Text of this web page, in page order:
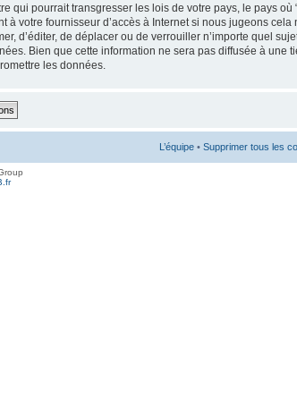
pourrait transgresser les lois de votre pays, le pays où
votre fournisseur d’accès à Internet si nous jugeons cela
d’éditer, de déplacer ou de verrouiller n’importe quel
Bien que cette information ne sera pas diffusée à une
les données.
L’équipe • Supprimer tous les